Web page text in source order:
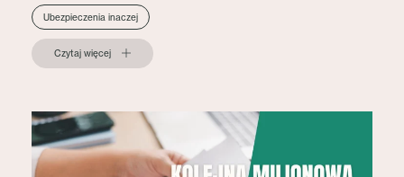
Ubezpieczenia inaczej
Czytaj więcej